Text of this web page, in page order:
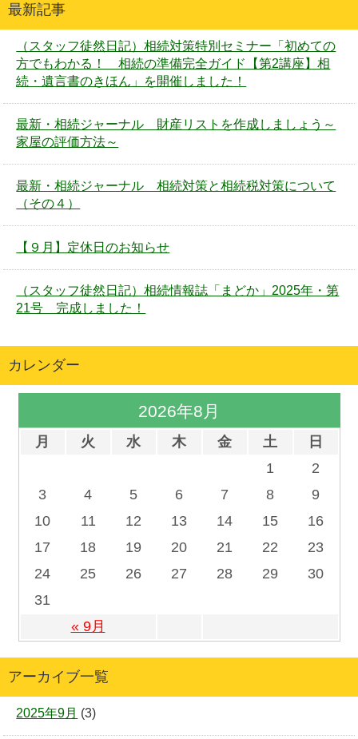
最新記事
（スタッフ徒然日記）相続対策特別セミナー「初めての
方でもわかる！ 相続の準備完全ガイド【第2講座】相
続・遺言書のきほん」を開催しました！
最新・相続ジャーナル 財産リストを作成しましょう～
家屋の評価方法～
最新・相続ジャーナル 相続対策と相続税対策について
（その４）
【９月】定休日のお知らせ
（スタッフ徒然日記）相続情報誌「まどか」2025年・第
21号 完成しました！
カレンダー
2026年8月
月 火 水 木 金 土 日
« 9月
1
2
3
4 5 6 7 8
9
10
11 12 13 14 15
16
17
18 19 20 21 22
23
24
25 26 27 28 29
30
31
アーカイブ一覧
2025年9月 (3)